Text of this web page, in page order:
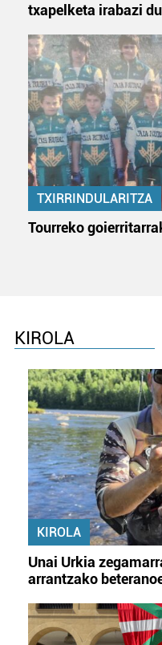
txapelketa irabazi
TXIRRINDULARITZA
Tourreko
KIROLA
KIROLA
Unai Urkia
arrantzako